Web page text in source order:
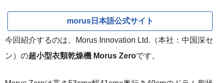
morus日本語公式サイト
今回紹介するのは、Morus Innovation Ltd.（本社：中国深セ
ン）の超小型衣類乾燥機 Morus Zeroです。